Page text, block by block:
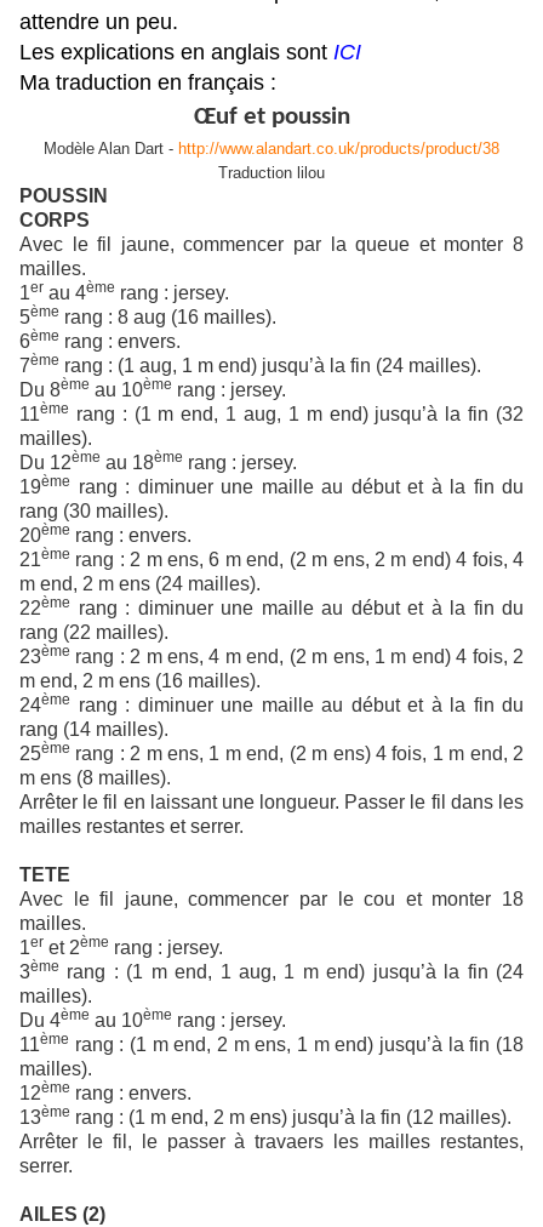
attendre un peu.
Les explications en anglais sont ICI
Ma traduction en français :
Œuf et poussin
Modèle Alan Dart - http://www.alandart.co.uk/products/product/38
Traduction lilou
POUSSIN
CORPS
Avec le fil jaune, commencer par la queue et monter 8
mailles.
1er au 4ème rang : jersey.
5ème rang : 8 aug (16 mailles).
6ème rang : envers.
7ème rang : (1 aug, 1 m end) jusqu’à la fin (24 mailles).
Du 8ème au 10ème rang : jersey.
11ème rang : (1 m end, 1 aug, 1 m end) jusqu’à la fin (32
mailles).
Du 12ème au 18ème rang : jersey.
19ème
rang : diminuer une maille au début et à la fin du
rang (30 mailles).
20ème rang : envers.
21ème rang : 2 m ens, 6 m end, (2 m ens, 2 m end) 4 fois, 4
m end, 2 m ens (24 mailles).
22ème
rang : diminuer une maille au début et à la fin du
rang (22 mailles).
23ème rang : 2 m ens, 4 m end, (2 m ens, 1 m end) 4 fois, 2
m end, 2 m ens (16 mailles).
24ème
rang : diminuer une maille au début et à la fin du
rang (14 mailles).
25ème rang : 2 m ens, 1 m end, (2 m ens) 4 fois, 1 m end, 2
m ens (8 mailles).
Arrêter le fil en laissant une longueur. Passer le fil dans les
mailles restantes et serrer.
TETE
Avec le fil jaune, commencer par le cou et monter 18
mailles.
1er et 2ème rang : jersey.
3ème rang : (1 m end, 1 aug, 1 m end) jusqu’à la fin (24
mailles).
Du 4ème au 10ème rang : jersey.
11ème rang : (1 m end, 2 m ens, 1 m end) jusqu’à la fin (18
mailles).
12ème rang : envers.
13ème rang : (1 m end, 2 m ens) jusqu’à la fin (12 mailles).
Arrêter le fil, le passer à travaers les mailles restantes,
serrer.
AILES (2)